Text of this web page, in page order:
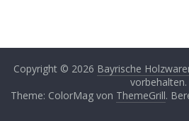
Copyright © 2026 Bayrische
vorbehalten.
Theme: ColorMag von ThemeGrill.